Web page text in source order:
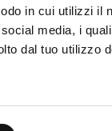
in cui utilizzi il
media, i
dal tuo utilizzo